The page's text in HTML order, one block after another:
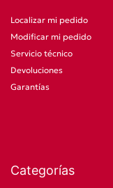
Localizar mi pedido
Modificar mi pedido
Servicio técnico
Devoluciones
Garantías
Categorías